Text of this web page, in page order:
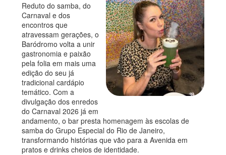
Reduto do samba, do
Carnaval e dos
encontros que
atravessam gerações, o
Baródromo volta a unir
gastronomia e paixão
pela folia em mais uma
edição do seu já
tradicional cardápio
temático. Com a
divulgação dos enredos
do Carnaval 2026 já em
andamento, o bar presta homenagem às escolas de
samba do Grupo Especial do Rio de Janeiro,
transformando histórias que vão para a Avenida em
pratos e drinks cheios de identidade.